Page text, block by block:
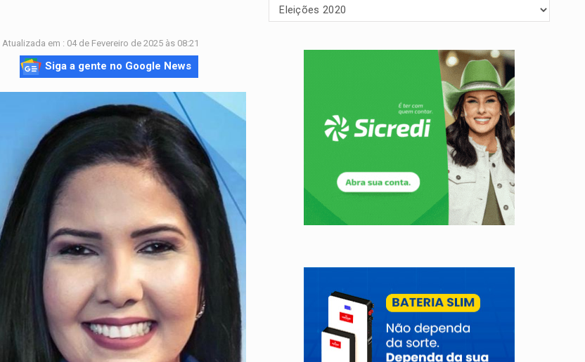
Atualizada em : 04 de Fevereiro de 2025 às 08:21
Siga a gente no Google News